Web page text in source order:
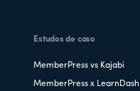
Estudos de caso
MemberPress vs Kajabi
MemberPress x LearnDash